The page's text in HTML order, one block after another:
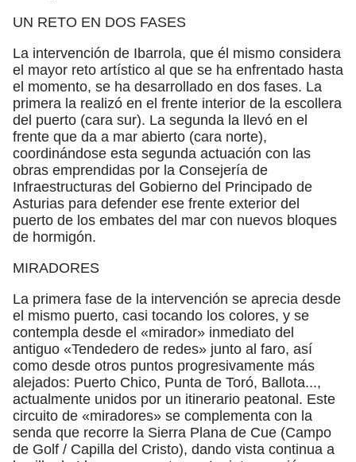
UN RETO EN DOS FASES
La intervención de Ibarrola, que él mismo considera
el mayor reto artístico al que se ha enfrentado hasta
el momento, se ha desarrollado en dos fases. La
primera la realizó en el frente interior de la escollera
del puerto (cara sur). La segunda la llevó en el
frente que da a mar abierto (cara norte),
coordinándose esta segunda actuación con las
obras emprendidas por la Consejería de
Infraestructuras del Gobierno del Principado de
Asturias para defender ese frente exterior del
puerto de los embates del mar con nuevos bloques
de hormigón.
MIRADORES
La primera fase de la intervención se aprecia desde
el mismo puerto, casi tocando los colores, y se
contempla desde el «mirador» inmediato del
antiguo «Tendedero de redes» junto al faro, así
como desde otros puntos progresivamente más
alejados: Puerto Chico, Punta de Toró, Ballota...,
actualmente unidos por un itinerario peatonal. Este
circuito de «miradores» se complementa con la
senda que recorre la Sierra Plana de Cue (Campo
de Golf / Capilla del Cristo), dando vista continua a